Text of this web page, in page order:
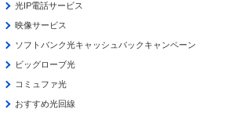
光IP電話サービス
映像サービス
ソフトバンク光キャッシュバックキャンペーン
ビッグローブ光
コミュファ光
おすすめ光回線